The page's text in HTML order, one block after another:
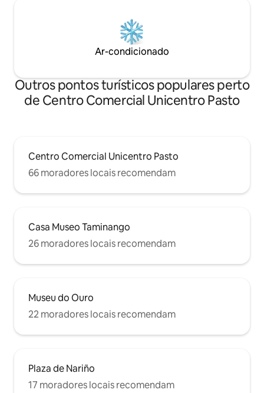
Ar-condicionado
Outros pontos turísticos populares perto
de Centro Comercial Unicentro Pasto
Centro Comercial Unicentro Pasto
66 moradores locais recomendam
Casa Museo Taminango
26 moradores locais recomendam
Museu do Ouro
22 moradores locais recomendam
Plaza de Nariño
17 moradores locais recomendam